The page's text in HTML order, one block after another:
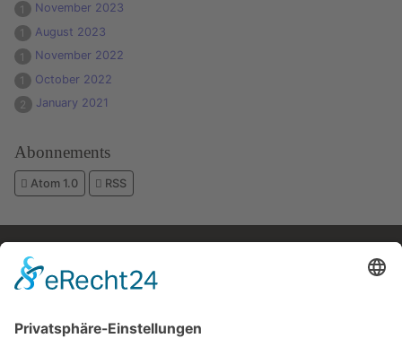
1
November 2023
1
August 2023
1
November 2022
1
October 2022
2
January 2021
Abonnements
Atom 1.0 RSS
Kostenloses E-Book
Memento Mori
Eine philosophische Meditation über das Leben, den